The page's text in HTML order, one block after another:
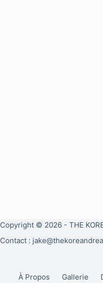
Copyright © 2026 - THE
Contact :
À Propos Gallerie